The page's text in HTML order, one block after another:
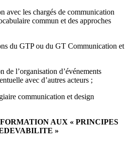
les chargés de communication
commun et des approches
du GTP ou du GT Communication et
l’organisation d’événements
avec d’autres acteurs ;
communication et design
AUX « PRINCIPES
»